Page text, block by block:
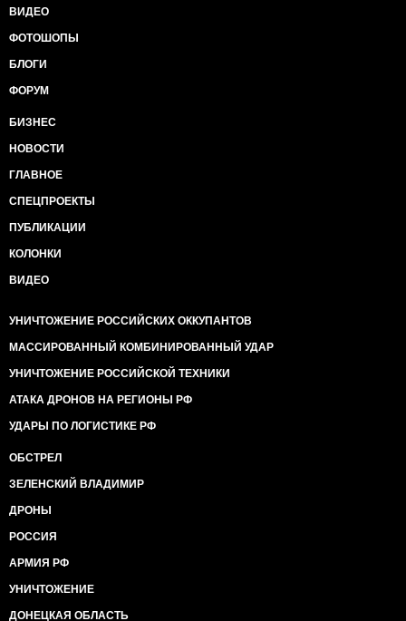
ВИДЕО
ФОТОШОПЫ
БЛОГИ
ФОРУМ
БИЗНЕС
НОВОСТИ
ГЛАВНОЕ
СПЕЦПРОЕКТЫ
ПУБЛИКАЦИИ
КОЛОНКИ
ВИДЕО
УНИЧТОЖЕНИЕ РОССИЙСКИХ ОККУПАНТОВ
МАССИРОВАННЫЙ КОМБИНИРОВАННЫЙ УДАР
УНИЧТОЖЕНИЕ РОССИЙСКОЙ ТЕХНИКИ
АТАКА ДРОНОВ НА РЕГИОНЫ РФ
УДАРЫ ПО ЛОГИСТИКЕ РФ
ОБСТРЕЛ
ЗЕЛЕНСКИЙ ВЛАДИМИР
ДРОНЫ
РОССИЯ
АРМИЯ РФ
УНИЧТОЖЕНИЕ
ДОНЕЦКАЯ ОБЛАСТЬ